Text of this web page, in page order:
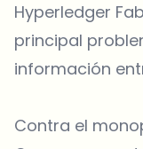
Hyperledger
principal
información
Contra el